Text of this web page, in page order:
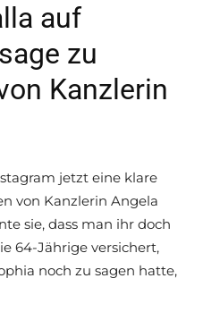
auf
zu
Kanzlerin
jetzt eine klare
von Kanzlerin Angela
sie, dass man ihr doch
64-Jährige versichert,
noch zu sagen hatte,